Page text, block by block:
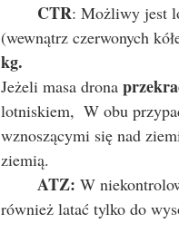
CTR: Możliwy jest
(wewnątrz czerwonych
kg.
Jeżeli masa drona
lotniskiem,  W obu
wznoszącymi się nad
ziemią.
ATZ: W
również latać tylko do